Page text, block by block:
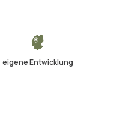
eigene Entwicklung